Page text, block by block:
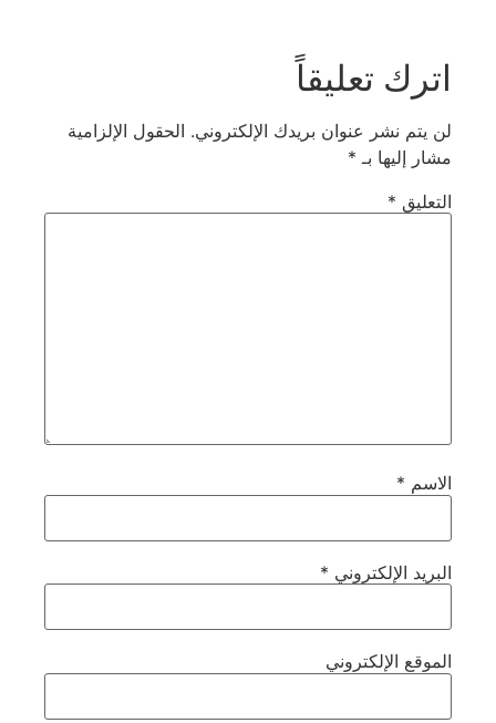
اترك تعليقاً
لن يتم نشر عنوان بريدك الإلكتروني. الحقول الإلزامية
مشار إليها بـ *
التعليق *
الاسم *
البريد الإلكتروني *
الموقع الإلكتروني